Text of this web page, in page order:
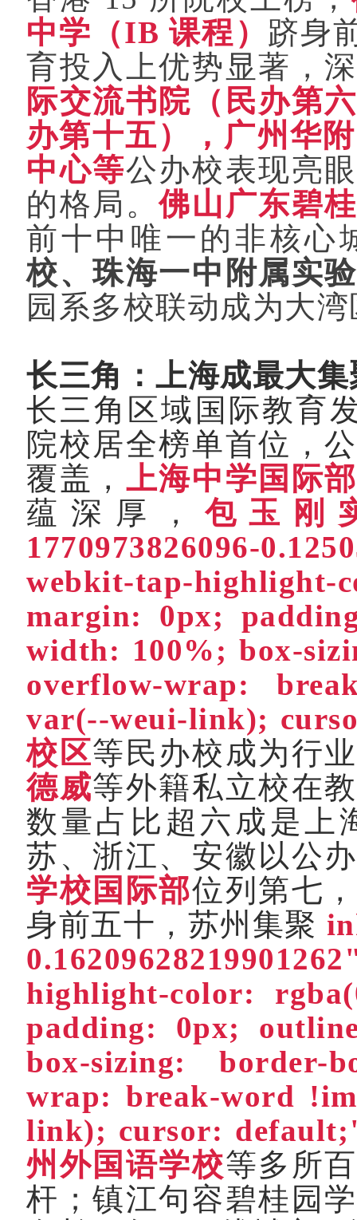
中学（IB课程） 跻身
育投入上优势显著，
际交流书院（民办第
办第十五），广州华
中心等公办校表现亮
的格局。佛山广东碧
前十中唯一的非核心
校、珠海一中附属实
园系多校联动成为大
长三角：上海成最大
长三角区域国际教育
院校居全榜单首位，
覆盖， 上海中学国际
蕴深厚， 包玉刚
1770973826096-
webkit-tap-
margin: 0px;
width: 100%; box-
overflow-wrap:
var(--weui-link);
校区等民办校成为行
德威等外籍私立校在
数量占比超六成是上
苏、浙江、安徽以公
学校国际部位列第七，
身前五十，苏州集聚
highlight-color:
padding: 0px;
box-sizing: border-
wrap: break-word !im
link); cursor:
州外国语学校等多所
杆；镇江句容碧桂园